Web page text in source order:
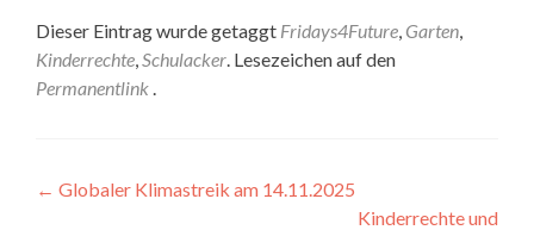
Dieser Eintrag wurde getaggt Fridays4Future, Garten,
Kinderrechte,Schulacker. Lesezeichen auf den
Permanentlink .
Artikel-
← Globaler Klimastreik am 14.11.2025
Kinderrechte und